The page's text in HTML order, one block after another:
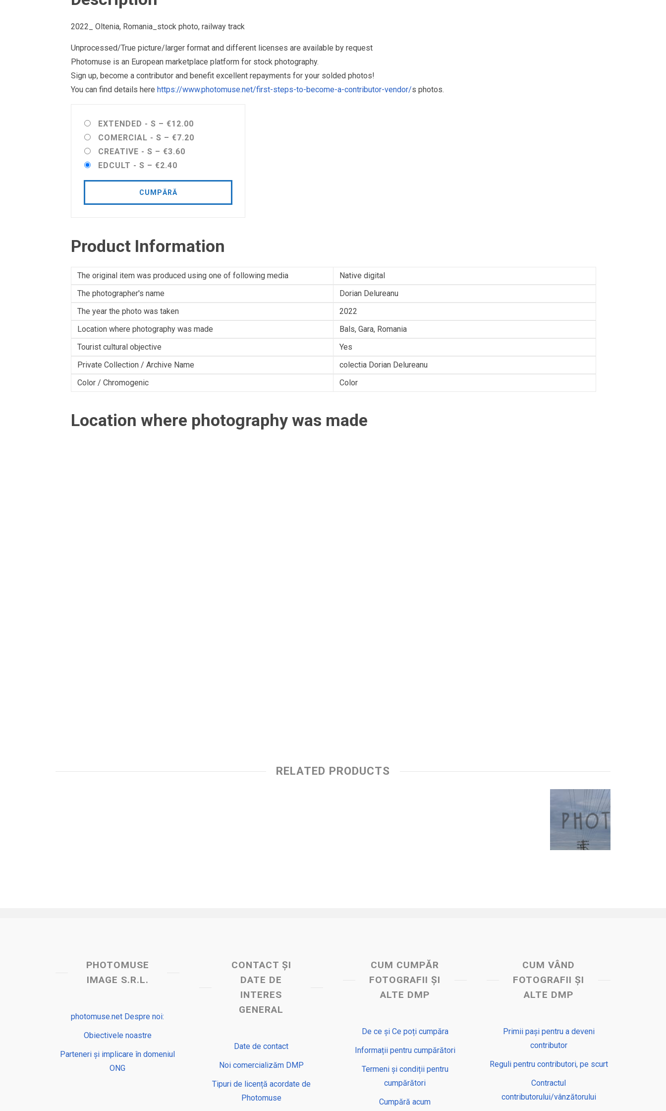
2022_ Oltenia, Romania_stock photo, railway track
Unprocessed/True picture/larger format and different licenses are available by request
Photomuse is an European marketplace platform for stock photography.
Sign up, become a contributor and benefit excellent repayments for your solded photos!
You can find details here https://www.photomuse.net/first-steps-to-become-a-contributor-vendor/s photos.
EXTENDED - S – €12.00
COMERCIAL - S – €7.20
CREATIVE - S – €3.60
EDCULT - S – €2.40
CUMPĂRĂ
Product Information
The original item was produced using one of following media
Native digital
The photographer's name
Dorian Delureanu
The year the photo was taken
2022
Location where photography was made
Bals, Gara, Romania
Tourist cultural objective
Yes
Private Collection / Archive Name
colectia Dorian Delureanu
Color / Chromogenic
Color
Location where photography was made
RELATED PRODUCTS
PHOTOMUSE
IMAGE S.R.L.
photomuse.net Despre noi:
Obiectivele noastre
Parteneri și implicare în domeniul
ONG
CONTACT ȘI
DATE DE
INTERES
GENERAL
Date de contact
Noi comercializăm DMP
Tipuri de licență acordate de
Photomuse
CUM CUMPĂR
FOTOGRAFII ȘI
ALTE DMP
De ce și Ce poți cumpăra
Informații pentru cumpărători
Termeni și condiții pentru
cumpărători
Cumpără acum
CUM VÂND
FOTOGRAFII ȘI
ALTE DMP
Primii pași pentru a deveni
contributor
Reguli pentru contributori, pe scurt
Contractul
contributorului/vânzătorului